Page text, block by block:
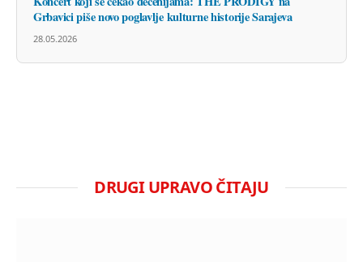
Grbavici piše novo poglavlje kulturne historije Sarajeva
28.05.2026
DRUGI UPRAVO ČITAJU